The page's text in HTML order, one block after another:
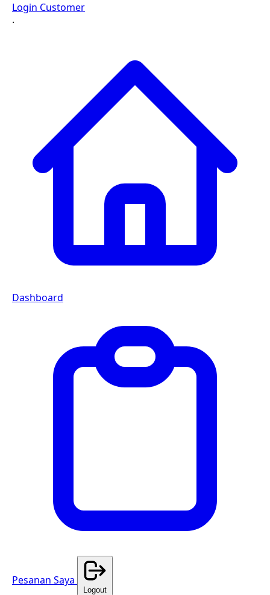
Login Customer
·
Dashboard
Pesanan Saya
Logout